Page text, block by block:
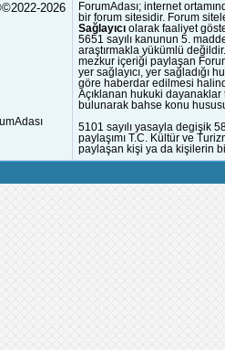
2026
ForumAdası; internet
bir forum sitesidir. Forum
Sağlayıcıolarak faaliyet
5651 sayılı kanunun 5.
araştırmakla yükümlü
mezkur içeriği paylaşan
yer sağlayıcı, yer sağladığı
göre haberdar edilmesi
Açıklanan hukuki
bulunarak bahse konu
5101 sayılı yasayla degişik
paylaşımı T.C. Kültür ve
paylaşan kişi ya da kişilerin